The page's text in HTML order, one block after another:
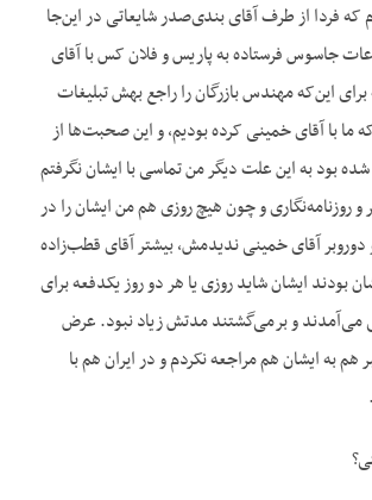
فردا از طرف آقای بندی‌صدر شایعاتی در این‌جا
جاسوس فرستاده به پاریس و فلان کس با آقای
این‌که مهندس بازرگان را راجع بهش تبلیغات
با آقای خمینی کرده بودیم، و این صحبت‌ها از
بود به این علت دیگر من تماسی با ایشان نگرفتم
و چون هیچ روزی هم من ایشان را در
دوروبر آقای خمینی ندیدمش، بیشتر آقای قطب‌زاده
بودند ایشان شاید روزی یا هر دو روز یکدفعه برای
می‌آمدند و برمی‌گشتند مدتش زیاد نبود. عرض
به ایشان هم مراجعه نکردم و در ایران هم با